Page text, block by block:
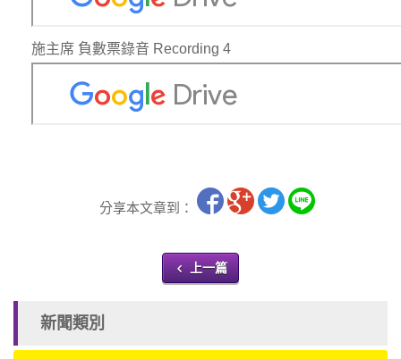
施主席 負數票錄音 Recording 4
分享本文章到：
上一篇
新聞類別